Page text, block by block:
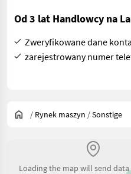
Od 3 lat Handlowcy na
Zweryfikowane dane
zarejestrowany numer
/ Rynek maszyn /Sonstige
Loading the map will send